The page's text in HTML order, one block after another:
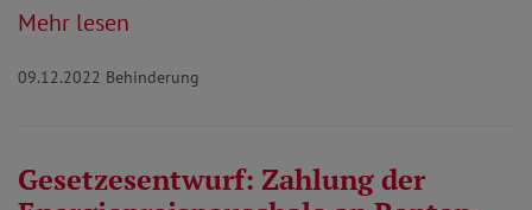
Mehr lesen
09.12.2022 Behinderung
Gesetzesentwurf: Zahlung der